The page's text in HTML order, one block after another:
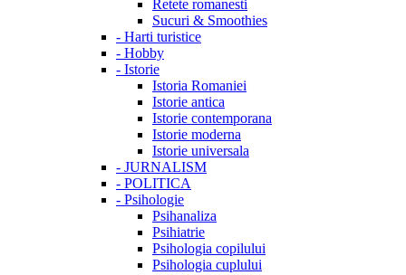
Retete romanesti
Sucuri & Smoothies
- Harti turistice
- Hobby
- Istorie
Istoria Romaniei
Istorie antica
Istorie contemporana
Istorie moderna
Istorie universala
- JURNALISM
- POLITICA
- Psihologie
Psihanaliza
Psihiatrie
Psihologia copilului
Psihologia cuplului